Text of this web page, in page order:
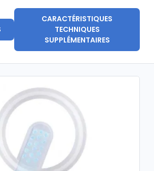
CARACTÉRISTIQUES
TECHNIQUES
SUPPLÉMENTAIRES